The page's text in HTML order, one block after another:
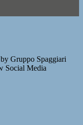
Gruppo Spaggiari
Social Media